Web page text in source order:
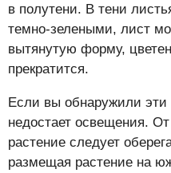
в полутени. В тени
темно-зелеными, лист
вытянутую форму,
прекратится.
Если вы обнаружили эти
недостает освещения.
растение следует
размещая растение на